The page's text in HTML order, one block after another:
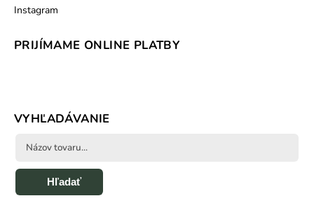
Instagram
PRIJÍMAME ONLINE PLATBY
VYHĽADÁVANIE
Hľadať